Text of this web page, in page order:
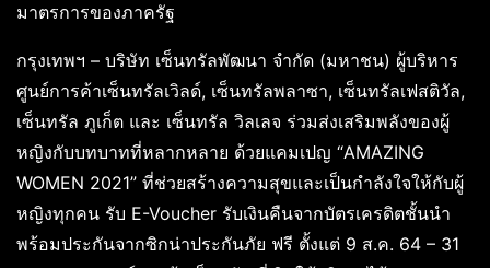
มาตรการของภาครัฐ
กรุงเทพฯ – บริษัท เซ็นทรัลพัฒนา จำกัด (มหาชน) ผู้บริหาร
ศูนย์การค้าเซ็นทรัลเวิลด์, เซ็นทรัลพลาซา, เซ็นทรัลเฟสติวัล,
เซ็นทรัล ภูเก็ต และ เซ็นทรัล วิลเลจ ร่วมส่งเสริมพลังของผู้
หญิงกับบทบาทที่หลากหลาย ด้วยแคมเปญ “AMAZING
WOMEN 2021” ที่ช่วยสร้างความสุขและเป็นกำลังใจให้กับผู้
หญิงทุกคน รับ E-Voucher รับเงินคืนจากบัตรเครดิตชั้นนำ
พร้อมประกันจากซิกน่าประกันภัย ฟรี ตั้งแต่ 9 ส.ค. 64 – 31